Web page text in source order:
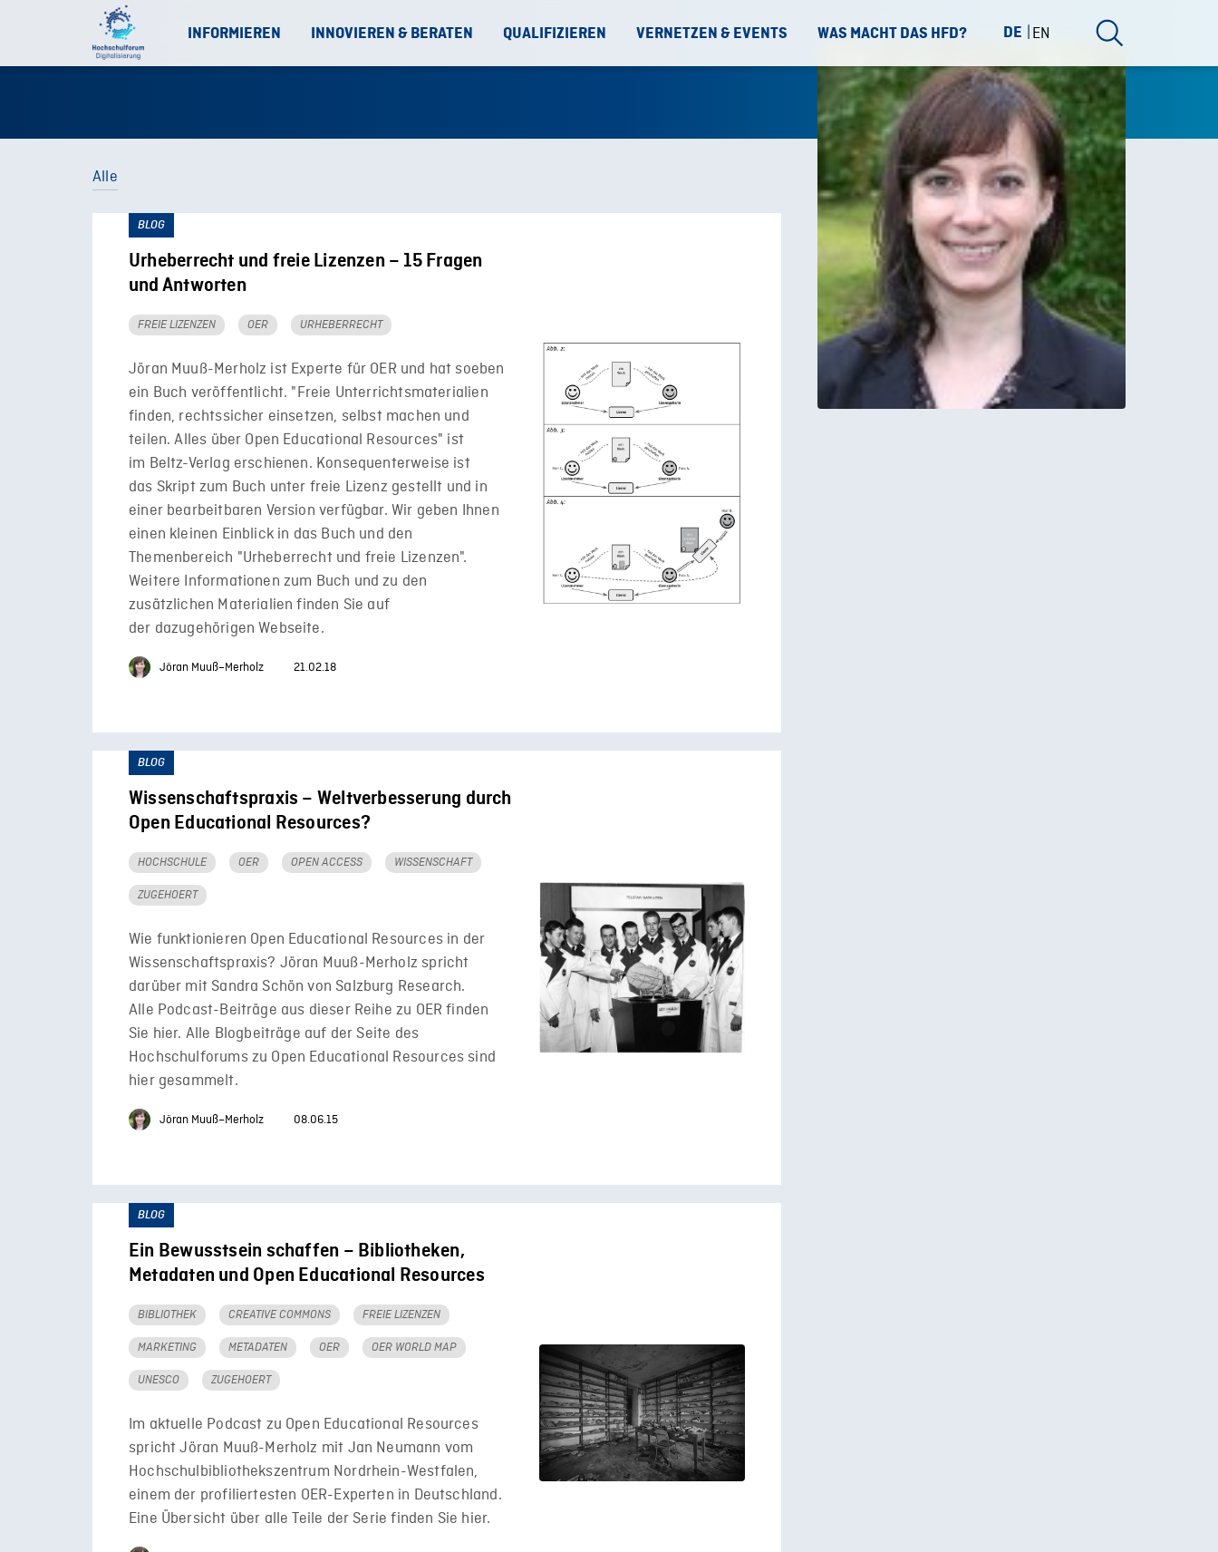
INFORMIEREN INNOVIEREN & BERATEN QUALIFIZIEREN VERNETZEN & EVENTS WAS MACHT DAS HFD? DE EN
Alle
BLOG
Urheberrecht und freie Lizenzen – 15 Fragen
und Antworten
FREIE LIZENZEN OER URHEBERRECHT
Jöran Muuß-Merholz ist Experte für OER und hat soeben
ein Buch veröffentlicht. "Freie Unterrichtsmaterialien
finden, rechtssicher einsetzen, selbst machen und
teilen. Alles über Open Educational Resources" ist
im Beltz-Verlag erschienen. Konsequenterweise ist
das Skript zum Buch unter freie Lizenz gestellt und in
einer bearbeitbaren Version verfügbar. Wir geben Ihnen
einen kleinen Einblick in das Buch und den
Themenbereich "Urheberrecht und freie Lizenzen".
Weitere Informationen zum Buch und zu den
zusätzlichen Materialien finden Sie auf
der dazugehörigen Webseite.
Jöran Muuß–Merholz 21.02.18
BLOG
Wissenschaftspraxis – Weltverbesserung durch
Open Educational Resources?
HOCHSCHULE OER OPEN ACCESS WISSENSCHAFT
ZUGEHOERT
Wie funktionieren Open Educational Resources in der
Wissenschaftspraxis? Jöran Muuß-Merholz spricht
darüber mit Sandra Schön von Salzburg Research.
Alle Podcast-Beiträge aus dieser Reihe zu OER finden
Sie hier. Alle Blogbeiträge auf der Seite des
Hochschulforums zu Open Educational Resources sind
hier gesammelt.
Jöran Muuß–Merholz 08.06.15
BLOG
Ein Bewusstsein schaffen – Bibliotheken,
Metadaten und Open Educational Resources
BIBLIOTHEK CREATIVE COMMONS FREIE LIZENZEN
MARKETING METADATEN OER OER WORLD MAP
UNESCO ZUGEHOERT
Im aktuelle Podcast zu Open Educational Resources
spricht Jöran Muuß-Merholz mit Jan Neumann vom
Hochschulbibliothekszentrum Nordrhein-Westfalen,
einem der profiliertesten OER-Experten in Deutschland.
Eine Übersicht über alle Teile der Serie finden Sie hier.